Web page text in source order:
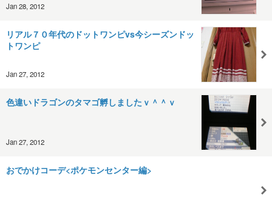
Jan 28, 2012
リアル７０年代のドットワンピvs今シーズンドッ
トワンピ
Jan 27, 2012
色違いドラゴンのタマゴ孵しましたｖ＾＾ｖ
Jan 27, 2012
おでかけコーデ<ポケモンセンター編>